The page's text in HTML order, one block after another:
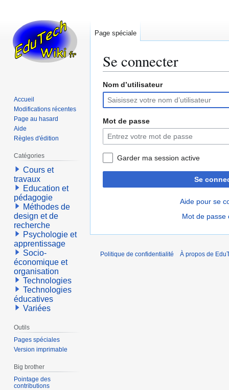
Se connecter
Aller
la
navigation
Aller
la
recherche
Nom d’utilisateur
Mot de passe
Garder ma session active
Se
Aide pour se
Mot de passe
Page spéciale
Accueil
Modifications récentes
Page au hasard
Aide
Règles d'édition
Catégories
Cours et
travaux
Education et
pédagogie
Méthodes de
design et de
recherche
Psychologie et
apprentissage
Socio-
économique et
organisation
Technologies
Technologies
éducatives
Variées
Outils
Pages spéciales
Version imprimable
Big brother
Pointage des
contributions
Politique de confidentialité À propos de